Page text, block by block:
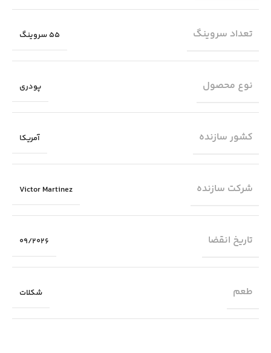
تعداد سروینگ 55 سروینگ
نوع محصول پودری
کشور سازنده آمریکا
شرکت سازنده Victor Martinez
تاریخ انقضا 09/2026
طعم شکلات